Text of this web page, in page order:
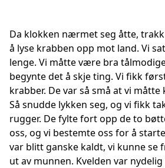
Da klokken nærmet seg åtte,
å lyse krabben opp mot land. Vi
lenge. Vi måtte være bra
begynte det å skje ting. Vi fikk
krabber. De var så små at vi
Så snudde lykken seg, og vi fikk
rugger. De fylte fort opp de to
oss, og vi bestemte oss for å
var blitt ganske kaldt, vi kunne se
ut av munnen. Kvelden var